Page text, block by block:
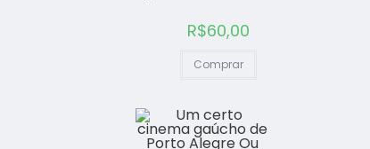
R$60,00
Comprar